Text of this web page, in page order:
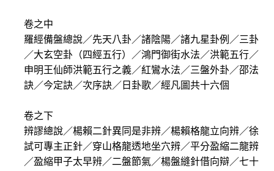
卷之中
羅經備盤總說／先天八卦／諸陰陽／諸九星卦例／三卦
／大玄空卦（四經五行）／鴻門御街水法／洪範五行／
申明王仙師洪範五行之義／紅鸞水法／三盤外卦／邵法
訣／今定訣／次序訣／日卦歌／經凡圖共十六個
卷之下
辨謬總說／楊賴二針異同是非辨／楊賴格龍立向辨／徐
試可專主正針／穿山格龍透地坐穴辨／平分盈縮二龍辨
／盈縮甲子太早辨／二盤節氣／楊盤縫針借向辯／七十